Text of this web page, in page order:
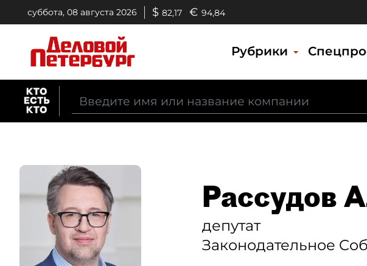
суббота, 08 августа 2026 $ 82,17 € 94,84
Рубрики
Рассудов
депутат
Законодательное